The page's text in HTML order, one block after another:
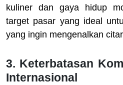
kuliner dan gaya hidup
target pasar yang ideal
yang ingin mengenalkan
3. Keterbatasan
Internasional